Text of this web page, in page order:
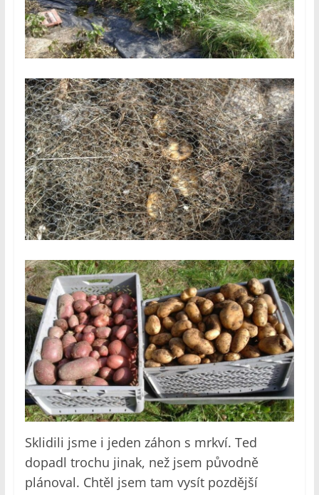
Sklidili jsme i jeden záhon s mrkví. Ted
dopadl trochu jinak, než jsem původně
plánoval. Chtěl jsem tam vysít pozdější